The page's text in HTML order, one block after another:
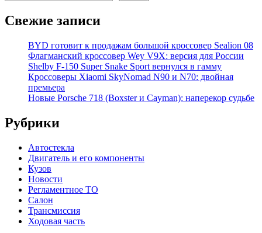
Свежие записи
BYD готовит к продажам большой кроссовер Sealion 08
Флагманский кроссовер Wey V9X: версия для России
Shelby F-150 Super Snake Sport вернулся в гамму
Кроссоверы Xiaomi SkyNomad N90 и N70: двойная
премьера
Новые Porsche 718 (Boxster и Cayman): наперекор судьбе
Рубрики
Автостекла
Двигатель и его компоненты
Кузов
Новости
Регламентное ТО
Салон
Трансмиссия
Ходовая часть